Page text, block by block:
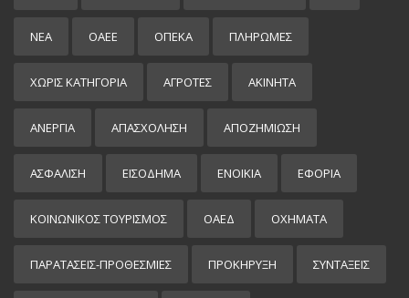
ΝΕΑ ΟΑΕΕ ΟΠΕΚΑ ΠΛΗΡΩΜΕΣ
ΧΩΡΊΣ ΚΑΤΗΓΟΡΊΑ ΑΓΡΟΤΕΣ ΑΚΙΝΗΤΑ
ΑΝΕΡΓΙΑ ΑΠΑΣΧΟΛΗΣΗ ΑΠΟΖΗΜΙΩΣΗ
ΑΣΦΑΛΙΣΗ ΕΙΣΌΔΗΜΑ ΕΝΟΙΚΙΑ ΕΦΟΡΙΑ
ΚΟΙΝΩΝΙΚΟΣ ΤΟΥΡΙΣΜΟΣ ΟΑΕΔ ΟΧΗΜΑΤΑ
ΠΑΡΑΤΑΣΕΙΣ-ΠΡΟΘΕΣΜΙΕΣ ΠΡΟΚΉΡΥΞΗ ΣΥΝΤΑΞΕΙΣ